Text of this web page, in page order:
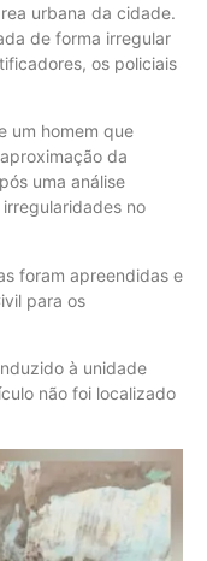
urbana da cidade.
de forma irregular
os policiais
um homem que
da
uma análise
no
foram apreendidas e
para os
à unidade
não foi localizado